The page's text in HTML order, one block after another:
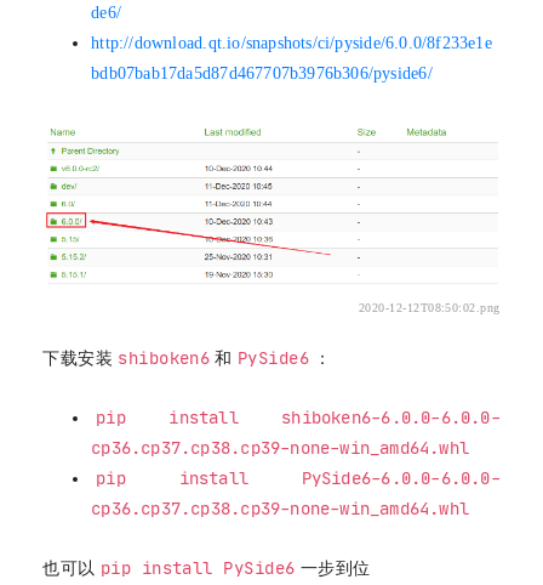
de6/
http://download.qt.io/snapshots/ci/pyside/6.0.0/8f233e1e
bdb07bab17da5d87d467707b3976b306/pyside6/
2020-12-12T08:50:02.png
下载安装 shiboken6 和 PySide6 ：
pip install shiboken6-6.0.0-6.0.0-
cp36.cp37.cp38.cp39-none-win_amd64.whl
pip install PySide6-6.0.0-6.0.0-
cp36.cp37.cp38.cp39-none-win_amd64.whl
也可以 pip install PySide6 一步到位